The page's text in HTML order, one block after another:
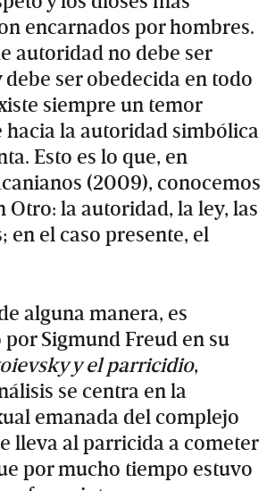
encarnados por hombres.
autoridad no debe ser
ser obedecida en todo
siempre un temor
hacia la autoridad simbólica
Esto es lo que, en
(2009), conocemos
Otro: la autoridad, la ley, las
en el caso presente, el
alguna manera, es
Sigmund Freud en su
y el parricidio,
se centra en la
emanada del complejo
lleva al parricida a cometer
por mucho tiempo estuvo